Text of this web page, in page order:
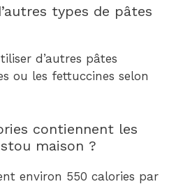
types de pâtes
d’autres pâtes
ou les fettuccines selon
contiennent les
maison ?
environ 550 calories par